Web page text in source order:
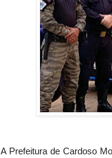
A Prefeitura de Cardoso